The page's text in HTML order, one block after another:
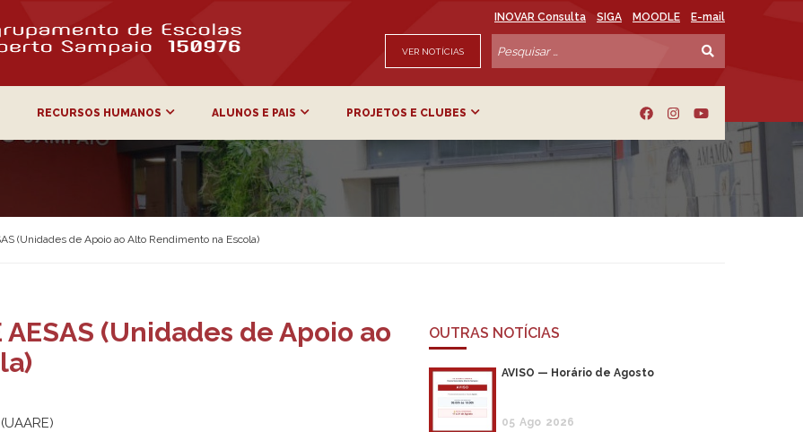
INOVAR Consulta SIGA MOODLE E-mail
VER NOTÍCIAS
RECURSOS HUMANOS ALUNOS E PAIS PROJETOS E CLUBES
(Unidades de Apoio ao Alto Rendimento na Escola)
(Unidades de Apoio ao
OUTRAS NOTÍCIAS
AVISO — Horário de Agosto
05 Ago 2026